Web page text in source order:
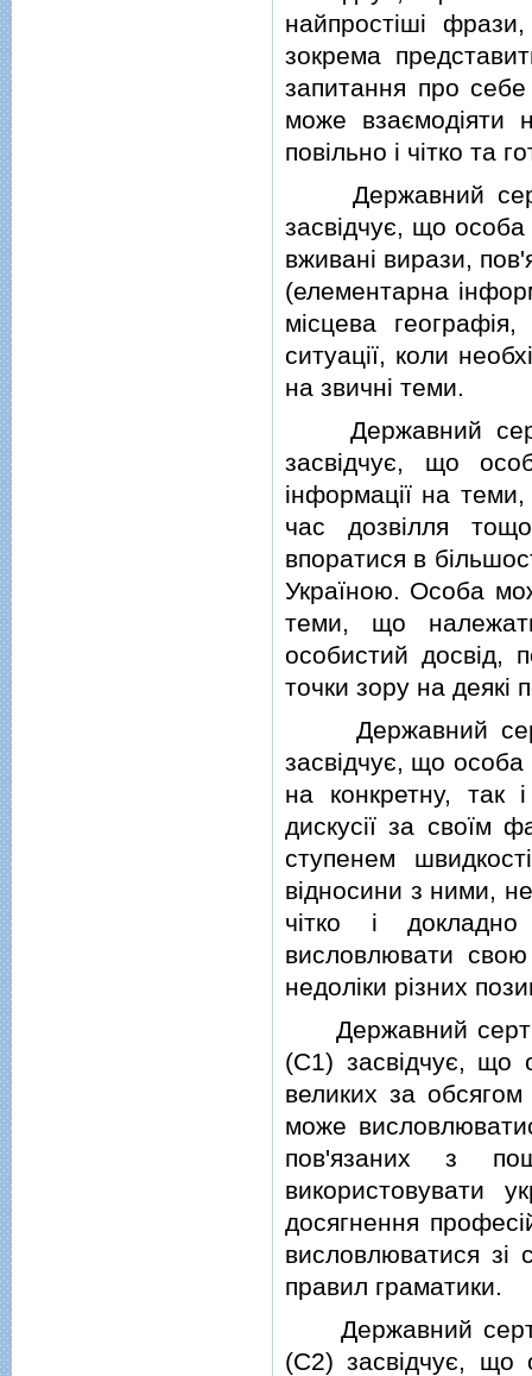
найпростiшi фрази,
зокрема
запитання про
може взаємодiяти
повiльно i чiтко та
Державний
засвiдчує, що
вживанi вирази,
(елементарна
мiсцева
ситуацiї, коли
на звичнi теми.
Державний
засвiдчує, що
iнформацiї на
час дозвiлля
впоратися в
Україною. Особа
теми, що
особистий досвiд,
точки зору на деякi
Державний
засвiдчує, що особа
на конкретну, так
дискусiї за своїм
ступенем
вiдносини з ними,
чiтко i докладно
висловлювати
недолiки рiзних
Державний
(C1) засвiдчує, що
великих за
може
пов'язаних з
використовувати
досягнення
висловлюватися зi
правил граматики.
Державний
(C2) засвiдчує, що